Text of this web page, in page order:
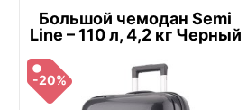
Большой чемодан Semi
Line – 110 л, 4,2 кг Черный
-20%